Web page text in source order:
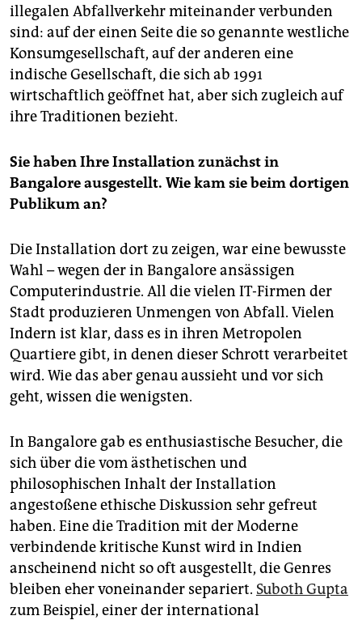
illegalen Abfallverkehr miteinander verbunden
sind: auf der einen Seite die so genannte westliche
Konsumgesellschaft, auf der anderen eine
indische Gesellschaft, die sich ab 1991
wirtschaftlich geöffnet hat, aber sich zugleich auf
ihre Traditionen bezieht.
Sie haben Ihre Installation zunächst in
Bangalore ausgestellt. Wie kam sie beim dortigen
Publikum an?
Die Installation dort zu zeigen, war eine bewusste
Wahl – wegen der in Bangalore ansässigen
Computerindustrie. All die vielen IT-Firmen der
Stadt produzieren Unmengen von Abfall. Vielen
Indern ist klar, dass es in ihren Metropolen
Quartiere gibt, in denen dieser Schrott verarbeitet
wird. Wie das aber genau aussieht und vor sich
geht, wissen die wenigsten.
In Bangalore gab es enthusiastische Besucher, die
sich über die vom ästhetischen und
philosophischen Inhalt der Installation
angestoßene ethische Diskussion sehr gefreut
haben. Eine die Tradition mit der Moderne
verbindende kritische Kunst wird in Indien
anscheinend nicht so oft ausgestellt, die Genres
bleiben eher voneinander separiert. Suboth Gupta
zum Beispiel, einer der international